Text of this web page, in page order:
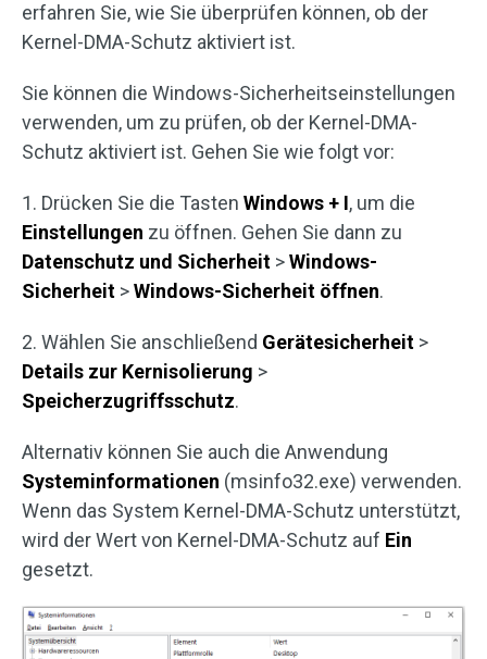
erfahren Sie, wie Sie überprüfen können, ob der
Kernel-DMA-Schutz aktiviert ist.
Sie können die Windows-Sicherheitseinstellungen
verwenden, um zu prüfen, ob der Kernel-DMA-
Schutz aktiviert ist. Gehen Sie wie folgt vor:
1. Drücken Sie die Tasten Windows + I, um die
Einstellungen zu öffnen. Gehen Sie dann zu
Datenschutz und Sicherheit >Windows-
Sicherheit >Windows-Sicherheit öffnen.
2. Wählen Sie anschließend Gerätesicherheit >
Details zur Kernisolierung >
Speicherzugriffsschutz.
Alternativ können Sie auch die Anwendung
Systeminformationen (msinfo32.exe) verwenden.
Wenn das System Kernel-DMA-Schutz unterstützt,
wird der Wert von Kernel-DMA-Schutz auf Ein
gesetzt.